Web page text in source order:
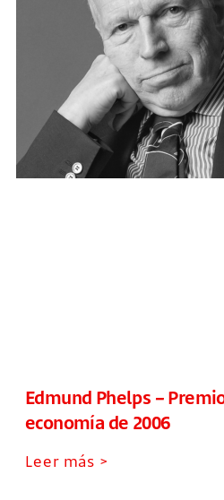
Edmund Phelps –
economía de 2006
Leer más >